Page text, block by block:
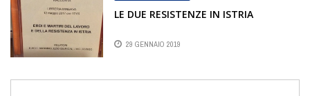
LE DUE RESISTENZE IN ISTRIA
29 GENNAIO 2019